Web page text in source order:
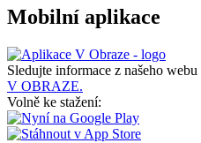
Mobilní aplikace
Sledujte informace z našeho webu
V OBRAZE.
Volně ke stažení: